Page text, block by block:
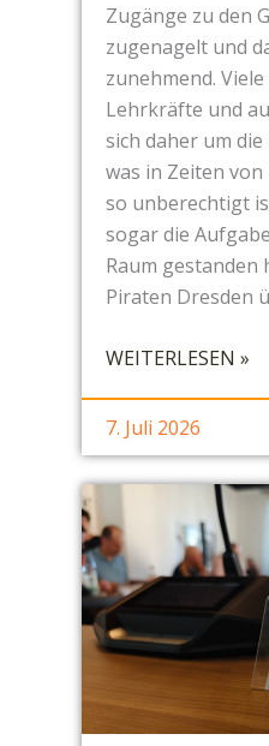
C
H
N
A
R
N
„
O
R
S
C
Zugänge zu den
zugenagelt und
zunehmend.
Lehrkräfte und
sich daher um
was in Zeiten
so unberechtigt
sogar die
Raum gestanden
Piraten Dresden
WEITERLESEN »
R
T
T
B
R
C
7. Juli 2026